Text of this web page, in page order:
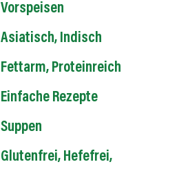
Vorspeisen
Asiatisch, Indisch
Fettarm, Proteinreich
Einfache Rezepte
Suppen
Glutenfrei, Hefefrei,